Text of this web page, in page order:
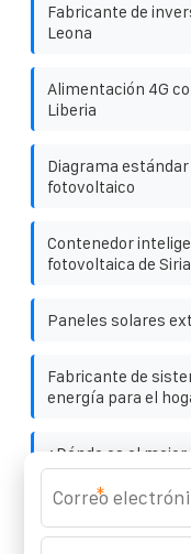
Fabricante de
Leona
Alimentación 4G
Liberia
Diagrama
fotovoltaico
Contenedor
fotovoltaica de
Paneles solares
Fabricante de
energía para el
¿Dónde es el
almacenamiento
7 28 Precios de
*